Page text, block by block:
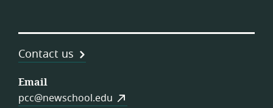
Contact us
Email
pcc@newschool.edu